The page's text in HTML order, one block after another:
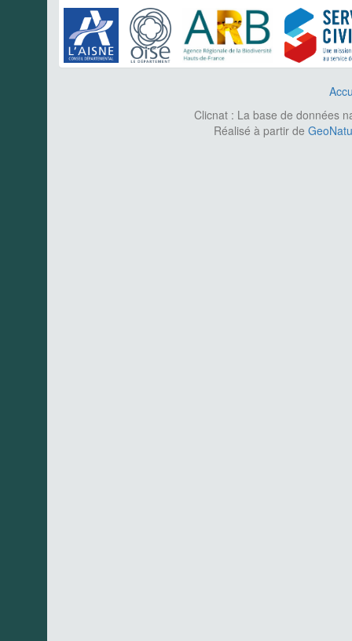
Clicnat : La base de données
Réalisé à partir de